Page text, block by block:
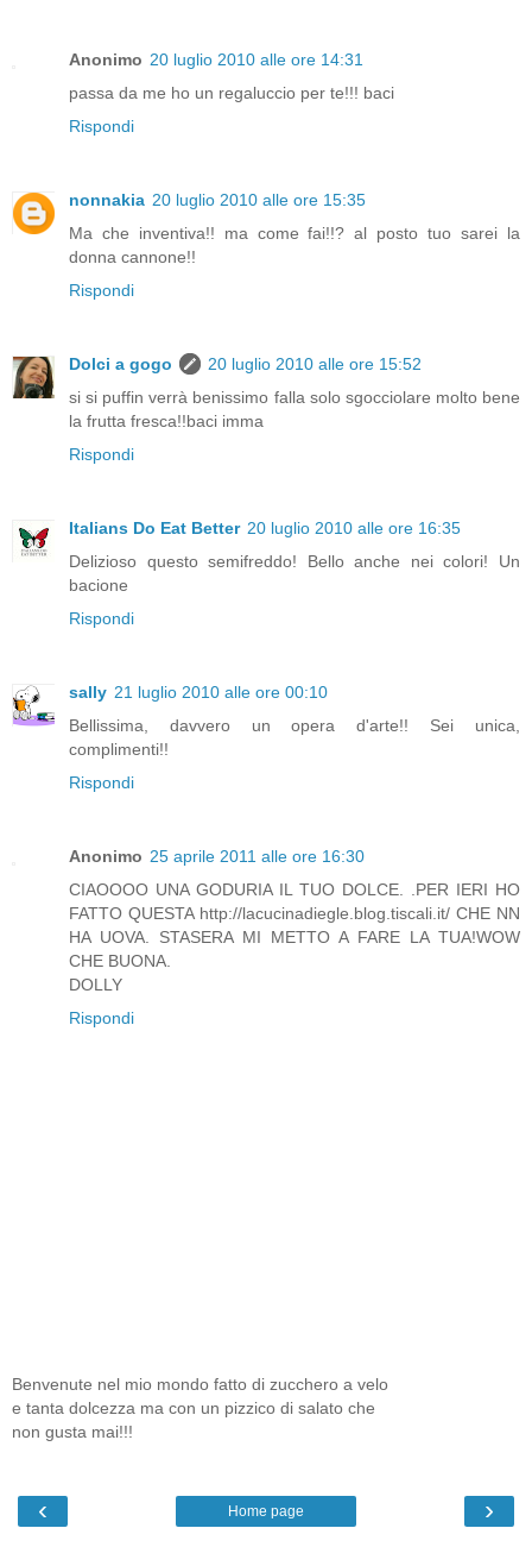
Anonimo 20 luglio 2010 alle ore 14:31
passa da me ho un regaluccio per te!!! baci
Rispondi
nonnakia 20 luglio 2010 alle ore 15:35
Ma che inventiva!! ma come fai!!? al posto tuo sarei la
donna cannone!!
Rispondi
Dolci a gogo
20 luglio 2010 alle ore 15:52
si si puffin verrà benissimo falla solo sgocciolare molto bene
la frutta fresca!!baci imma
Rispondi
Italians Do Eat Better 20 luglio 2010 alle ore 16:35
Delizioso questo semifreddo! Bello anche nei colori! Un
bacione
Rispondi
sally 21 luglio 2010 alle ore 00:10
Bellissima, davvero un opera d'arte!! Sei unica,
complimenti!!
Rispondi
Anonimo 25 aprile 2011 alle ore 16:30
CIAOOOO UNA GODURIA IL TUO DOLCE. .PER IERI HO
FATTO QUESTA http://lacucinadiegle.blog.tiscali.it/ CHE NN
HA UOVA. STASERA MI METTO A FARE LA TUA!WOW
CHE BUONA.
DOLLY
Rispondi
Benvenute nel mio mondo fatto di zucchero a velo
e tanta dolcezza ma con un pizzico di salato che
non gusta mai!!!
‹ ›
Home page